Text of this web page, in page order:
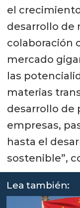
el
desarrollo de
colaboración
mercado
las
materias
desarrollo de
empresas,
hasta el
sostenible”,
Lea también: